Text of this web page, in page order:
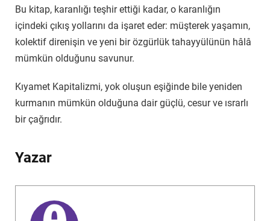
Bu kitap, karanlığı teşhir ettiği kadar, o karanlığın
içindeki çıkış yollarını da işaret eder: müşterek yaşamın,
kolektif direnişin ve yeni bir özgürlük tahayyülünün hâlâ
mümkün olduğunu savunur.
Kıyamet Kapitalizmi, yok oluşun eşiğinde bile yeniden
kurmanın mümkün olduğuna dair güçlü, cesur ve ısrarlı
bir çağrıdır.
Yazar